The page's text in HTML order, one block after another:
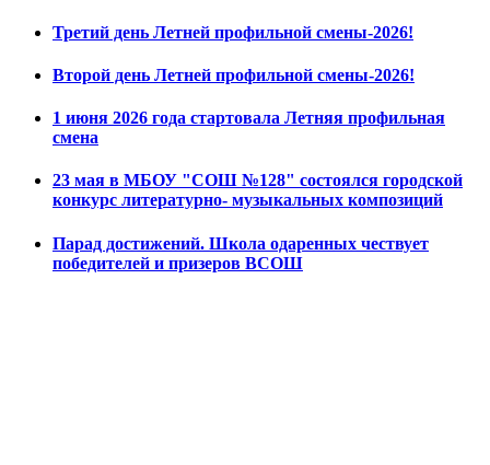
Третий день Летней профильной смены-2026!
Второй день Летней профильной смены-2026!
1 июня 2026 года стартовала Летняя профильная
смена
23 мая в МБОУ "СОШ №128" состоялся городской
конкурс литературно- музыкальных композиций
Парад достижений. Школа одаренных чествует
победителей и призеров ВСОШ